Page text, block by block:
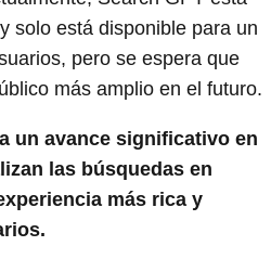
solo está disponible para un
pero se espera que
más amplio en el futuro.
un avance significativo en
las búsquedas en
más rica y